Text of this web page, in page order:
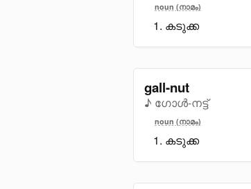
noun (നാമം)
കടുക്ക
gall-nut
♪ ഗോൾ-നട്ട്
noun (നാമം)
കടുക്ക